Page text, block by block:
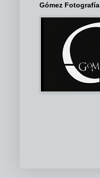
Gómez Fotografía